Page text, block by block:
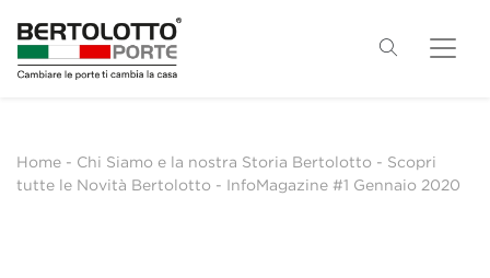
Home - Chi Siamo e la nostra Storia Bertolotto - Scopri
tutte le Novità Bertolotto - InfoMagazine #1 Gennaio 2020